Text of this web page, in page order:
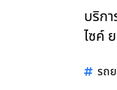
บริก
ไซค์
รถ